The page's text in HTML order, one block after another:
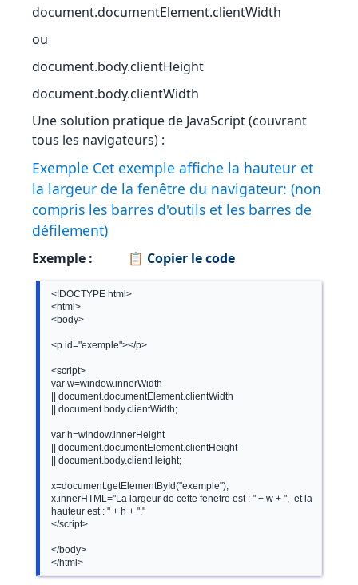
document.documentElement.clientWidth
ou
document.body.clientHeight
document.body.clientWidth
Une solution pratique de JavaScript (couvrant
tous les navigateurs) :
Exemple Cet exemple affiche la hauteur et
la largeur de la fenêtre du navigateur: (non
compris les barres d'outils et les barres de
défilement)
Exemple : 📋 Copier le code